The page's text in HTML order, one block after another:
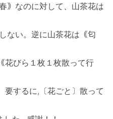
｠なのに対して、山茶花は
ない。逆に山茶花は｟匂
花びら１枚１枚散って行
するに,〔花ごと〕散って